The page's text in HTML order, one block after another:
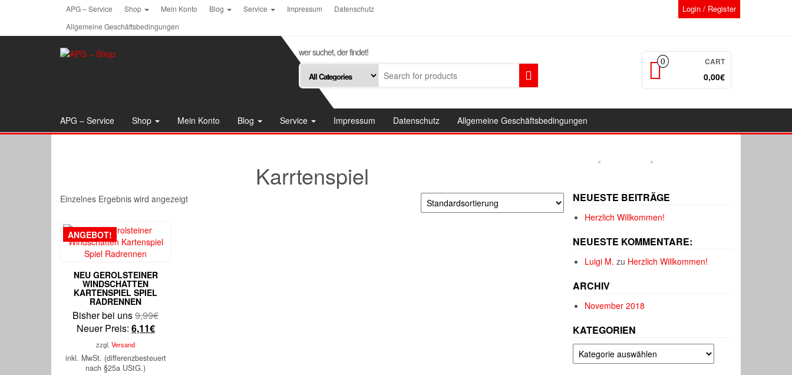
APG – Service Shop Mein Konto Blog Service Impressum
Datenschutz
Allgemeine Geschäftsbedingungen
Login / Register
wer suchet, der findet!
0 CART
0,00€
APG – Service Shop Mein Konto Blog Service Impressum Datenschutz Allgemeine Geschäftsbedingungen
Karrtenspiel
Einzelnes Ergebnis wird angezeigt
ANGEBOT!
NEU GEROLSTEINER
WINDSCHATTEN
KARTENSPIEL SPIEL
RADRENNEN
Bisher bei uns9,99€Ursprünglicher
9,99€
Neuer Preis: 6,11€Aktueller
ist:
zzgl.Versand
inkl. MwSt. (differenzbesteuert
nach §25a UStG.)
NEUESTE BEITRÄGE
Herzlich Willkommen!
NEUESTE KOMMENTARE:
Luigi M. zu Herzlich Willkommen!
ARCHIV
November 2018
KATEGORIEN
Kategorien